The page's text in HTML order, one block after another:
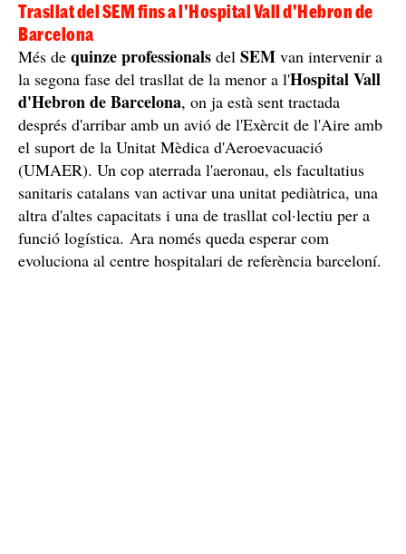
Trasllat del SEM fins a l'Hospital Vall d'Hebron de
Barcelona
Més de quinze professionals del SEM van intervenir a
la segona fase del trasllat de la menor a l'Hospital Vall
d'Hebron de Barcelona, on ja està sent tractada
després d'arribar amb un avió de l'Exèrcit de l'Aire amb
el suport de la Unitat Mèdica d'Aeroevacuació
(UMAER). Un cop aterrada l'aeronau, els facultatius
sanitaris catalans van activar una unitat pediàtrica, una
altra d'altes capacitats i una de trasllat col·lectiu per a
funció logística. Ara només queda esperar com
evoluciona al centre hospitalari de referència barceloní.